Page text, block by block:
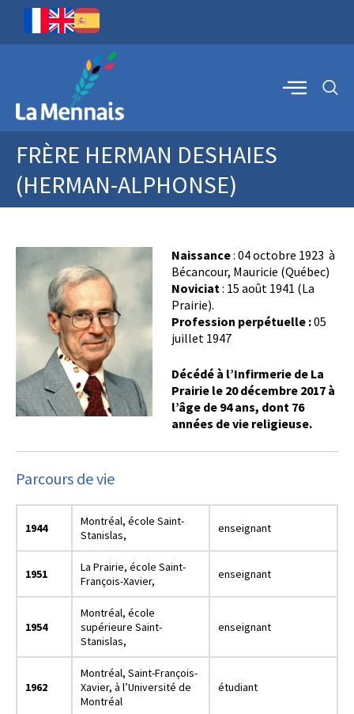
FRÈRE HERMAN DESHAIES
(HERMAN-ALPHONSE)
Naissance: 04 octobre 1923 à
Bécancour, Mauricie (Québec)
Noviciat: 15 août 1941 (La
Prairie).
Profession perpétuelle :05
juillet 1947
Décédé à l’Infirmerie de La
Prairie le 20 décembre 2017 à
l’âge de 94 ans, dont 76
années de vie religieuse.
Parcours de vie
1944
Montréal, école Saint-
Stanislas,
enseignant
1951
La Prairie, école Saint-
François-Xavier,
enseignant
1954
Montréal, école
supérieure Saint-
Stanislas,
enseignant
1962
Montréal, Saint-François-
Xavier, à l’Université de
Montréal
étudiant